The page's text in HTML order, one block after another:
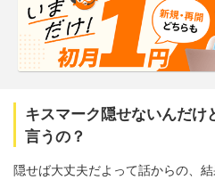
キスマーク隠せないんだけ
言うの？
隠せば大丈夫だよって話からの、